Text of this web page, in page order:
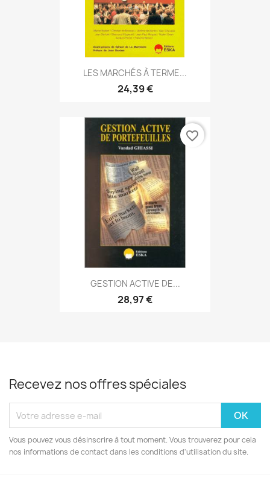
LES MARCHÉS À TERME...
24,39 €
GESTION ACTIVE DE...
28,97 €
favorite_border
Recevez nos offres spéciales
Vous pouvez vous désinscrire à tout moment. Vous trouverez pour cela
nos informations de contact dans les conditions d'utilisation du site.